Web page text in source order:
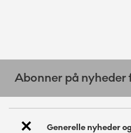
Abonner på
Generelle nyheder